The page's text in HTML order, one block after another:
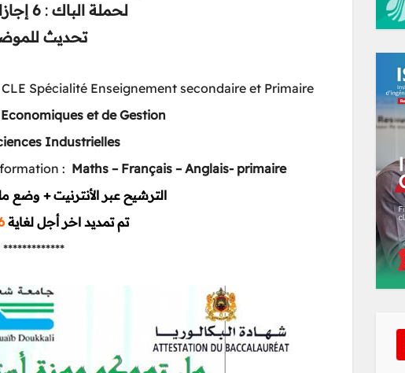
لحملة الباك : 6 إجازات للتربية
تحديث
Spécialité Enseignement secondaire et Primaire
et de Gestion
Industrielles
: Maths – Français – Anglais- primaire
تم تمديد اخر أجل لغاية
*************